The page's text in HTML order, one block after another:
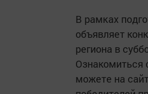
В рамках
объявляет
региона в
Ознакомиться
можете на